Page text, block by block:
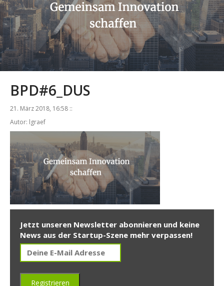
BPD#6_DUS
21. März 2018, 16:58 ::
Autor: lgraef
Jetzt unseren Newsletter abonnieren und keine
News aus der Startup-Szene mehr verpassen!